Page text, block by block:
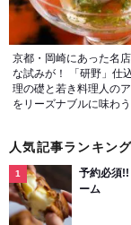
京都・岡崎にあった名
な試みが！ 「研野」仕
理の礎と若き料理人の
をリーズナブルに味わう
人気記事ランキング
予約必須!!
ーム